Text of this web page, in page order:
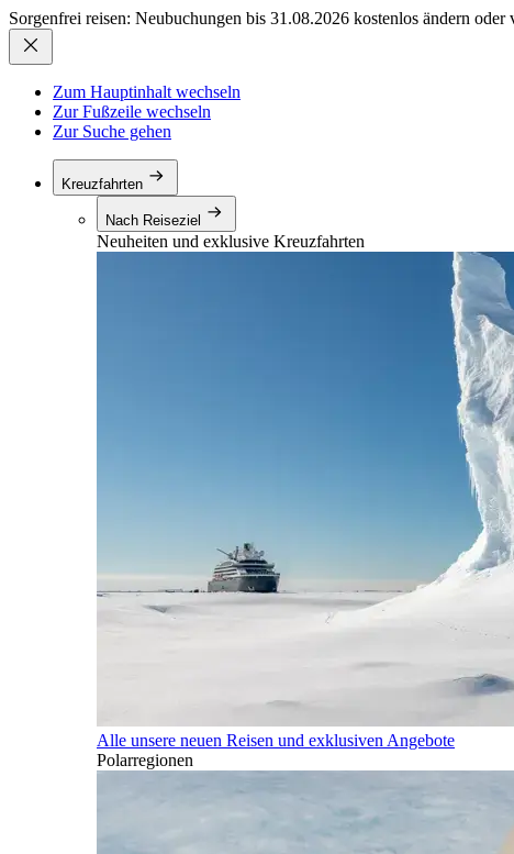
Sorgenfrei reisen: Neubuchungen bis 31.08.2026 kostenlos ändern oder
Zum Hauptinhalt wechseln
Zur Fußzeile wechseln
Zur Suche gehen
Kreuzfahrten
Nach Reiseziel
Neuheiten und exklusive Kreuzfahrten
Alle unsere neuen Reisen und exklusiven Angebote
Polarregionen